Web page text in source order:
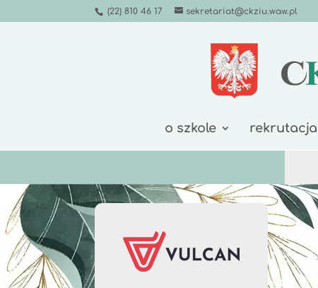
(22) 810 46 17 sekretariat@ckziu.waw.pl
o szkole rekrutacja